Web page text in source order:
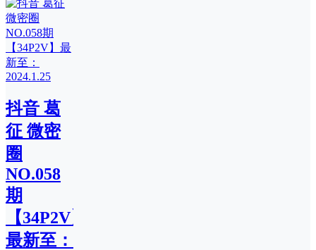
抖音 葛
征 微密
圈
NO.058
期
【34P2V】
最新至：